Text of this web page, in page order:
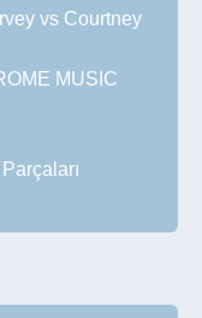
vs Courtney
MUSIC